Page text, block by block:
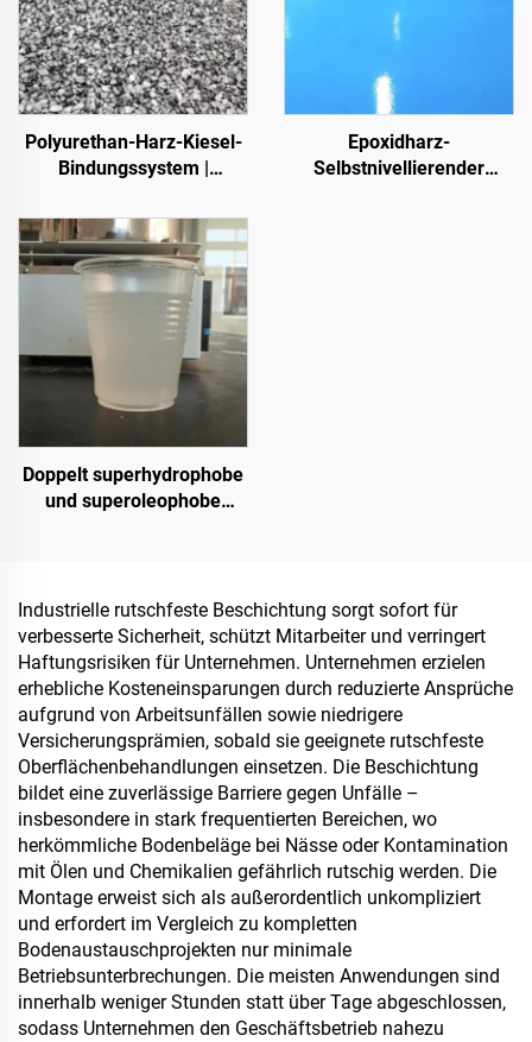
Polyurethan-Harz-Kiesel-
Bindungssystem |
Polyurethan für
Landschaftsgestaltung
und Dekoration
Epoxidharz-
Selbstnivellierender
Doppelt superhydrophobe
und superoleophobe
oder in anderen
Szenarien, bei denen
hydrophobe und
oleophobe Eigenschaften
erforderlich sind
Industrielle rutschfeste Beschichtung sorgt sofort für
verbesserte Sicherheit, schützt Mitarbeiter und verringert
Haftungsrisiken für Unternehmen. Unternehmen erzielen
erhebliche Kosteneinsparungen durch reduzierte Ansprüche
aufgrund von Arbeitsunfällen sowie niedrigere
Versicherungsprämien, sobald sie geeignete rutschfeste
Oberflächenbehandlungen einsetzen. Die Beschichtung
bildet eine zuverlässige Barriere gegen Unfälle –
insbesondere in stark frequentierten Bereichen, wo
herkömmliche Bodenbeläge bei Nässe oder Kontamination
mit Ölen und Chemikalien gefährlich rutschig werden. Die
Montage erweist sich als außerordentlich unkompliziert
und erfordert im Vergleich zu kompletten
Bodenaustauschprojekten nur minimale
Betriebsunterbrechungen. Die meisten Anwendungen sind
innerhalb weniger Stunden statt über Tage abgeschlossen,
sodass Unternehmen den Geschäftsbetrieb nahezu